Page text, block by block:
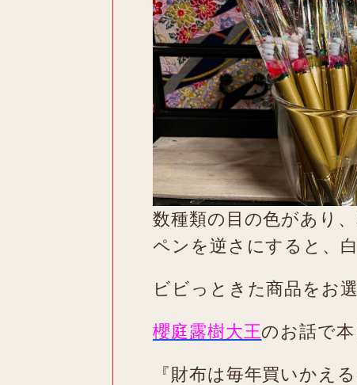
数種類の目の色があり、
ペンを逆さにすると、
ビビっときた商品をお
櫻庭露樹大王のお話で本
『財布は毎年買いかえ